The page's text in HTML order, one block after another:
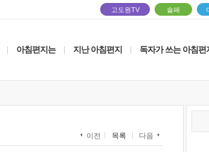
고도원TV 솔패
아침편지는 지난 아침편지 독자가 쓰는 아침편
이전 목록 다음